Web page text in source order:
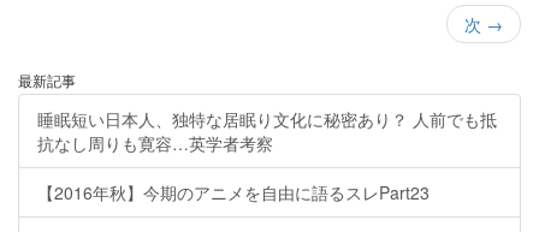
次 →
最新記事
睡眠短い日本人、独特な居眠り文化に秘密あり？ 人前でも抵
抗なし周りも寛容…英学者考察
【2016年秋】今期のアニメを自由に語るスレPart23